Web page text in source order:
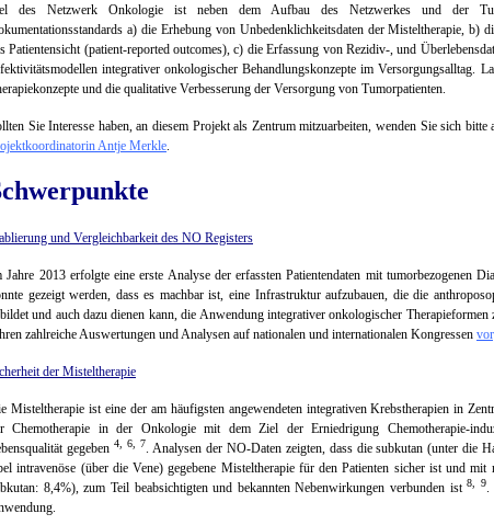
des Netzwerk Onkologie ist neben dem Aufbau des Netzwerkes und der
a) die Erhebung von Unbedenklichkeitsdaten der Misteltherapie, b)
Patientensicht (patient-reported outcomes), c) die Erfassung von Rezidiv-, und
integrativer onkologischer Behandlungskonzepte im Versorgungsalltag.
und die qualitative Verbesserung der Versorgung von Tumorpatienten.
Sie Interesse haben, an diesem Projekt als Zentrum mitzuarbeiten, wenden Sie sich bitte
Antje Merkle
und Vergleichbarkeit des NO Registers
Jahre 2013 erfolgte eine erste Analyse der erfassten Patientendaten mit tumorbezogenen
gezeigt werden, dass es machbar ist, eine Infrastruktur aufzubauen, die die
und auch dazu dienen kann, die Anwendung integrativer onkologischer
zahlreiche Auswertungen und Analysen auf nationalen und internationalen Kongressen
der Misteltherapie
Misteltherapie ist eine der am häufigsten angewendeten integrativen Krebstherapien in
Chemotherapie in der Onkologie mit dem Ziel der Erniedrigung Chemotherapie-
gegeben 4, 6, 7. Analysen der NO-Daten zeigten, dass die subkutan (unter die
intravenöse (über die Vene) gegebene Misteltherapie für den Patienten sicher ist und
8,4%), zum Teil beabsichtigten und bekannten Nebenwirkungen verbunden ist8, 9.